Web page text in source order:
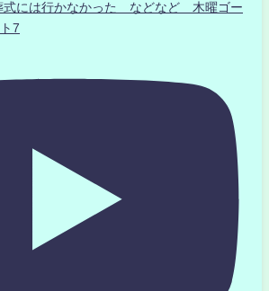
には行かなかった などなど 木曜ゴー
7